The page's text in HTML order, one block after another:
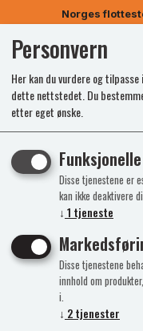
Norges
Personvern
Her kan du vurdere og
dette nettstedet. Du
etter eget ønske.
Funksjonelle
Disse tjenestene er
kan ikke deaktivere
↓ 1 tjeneste
Disse tjenestene
innhold om
i.
↓ 2tjenester